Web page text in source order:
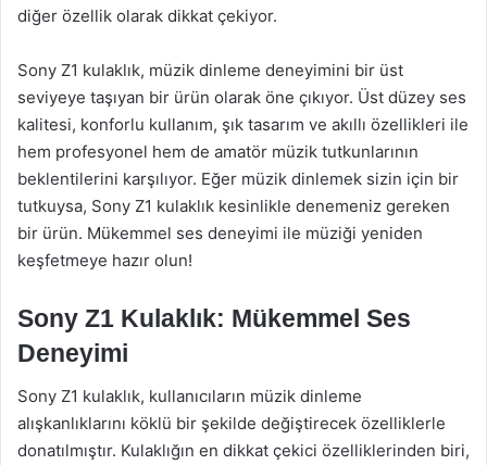
diğer özellik olarak dikkat çekiyor.
Sony Z1 kulaklık, müzik dinleme deneyimini bir üst
seviyeye taşıyan bir ürün olarak öne çıkıyor. Üst düzey ses
kalitesi, konforlu kullanım, şık tasarım ve akıllı özellikleri ile
hem profesyonel hem de amatör müzik tutkunlarının
beklentilerini karşılıyor. Eğer müzik dinlemek sizin için bir
tutkuysa, Sony Z1 kulaklık kesinlikle denemeniz gereken
bir ürün. Mükemmel ses deneyimi ile müziği yeniden
keşfetmeye hazır olun!
Sony Z1 Kulaklık: Mükemmel Ses
Deneyimi
Sony Z1 kulaklık, kullanıcıların müzik dinleme
alışkanlıklarını köklü bir şekilde değiştirecek özelliklerle
donatılmıştır. Kulaklığın en dikkat çekici özelliklerinden biri,